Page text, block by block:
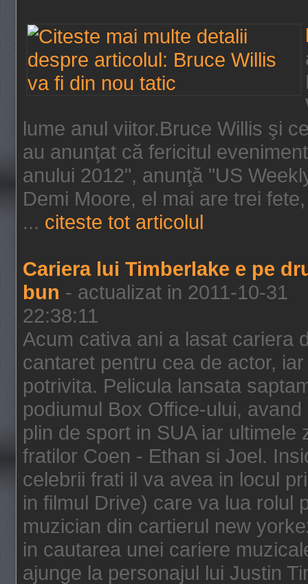
lume anul viitor.Bruce Willis şi
au anunţat că fericitul
anului 2012", anunţă "US
Demi Moore, el mai are trei
... citeste tot articolul
Cariera lui Timberlake e pe
bun - actualizat in 2011-10-31
22:38:11
Acum cativa ani a lasat cariera
cantaret pentru cea de actor,
potrivita. Pelicula lansata
podiumul Box Office-ului,
plin de sport in SUA iar
fratilor Coen - Ethan si Joel.
celebrii frati il va avea in locul
in filmul Drive) care va lua rolul
muzician din cartierul new
in cautarea unei cariere
ajunge la personajul lui Justin